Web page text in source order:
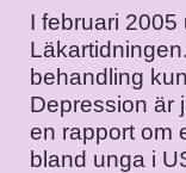
I februari
behandling
Depression är
en rapport om
bland unga i